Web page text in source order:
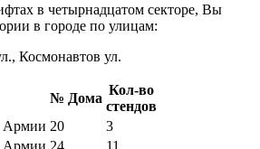
в четырнадцатом секторе, Вы
в городе по улицам:
Космонавтов ул.
№ Дома
Кол-во
стендов
Армии 20
3
Армии 24
11